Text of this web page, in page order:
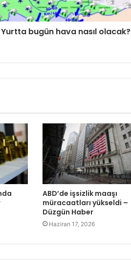
Yurtta bugün hava nasıl olacak?
ABD’de işsizlik maaşı
müracaatları yükseldi –
Düzgün Haber
Haziran 17, 2026